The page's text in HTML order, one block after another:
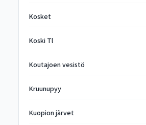
Kosket
Koski Tl
Koutajoen vesistö
Kruunupyy
Kuopion järvet